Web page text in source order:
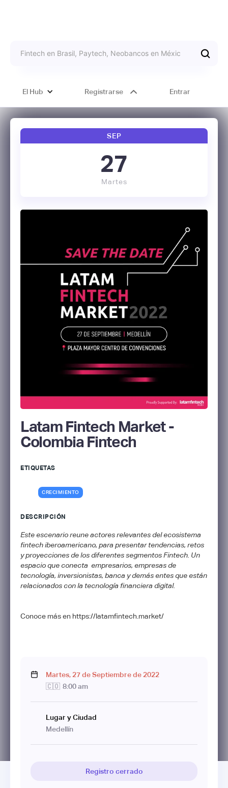
El Hub Registrarse Entrar
SEP
27
Martes
Latam Fintech Market -
Colombia Fintech
ETIQUETAS
CRECIMIENTO
DESCRIPCIÓN
Este escenario reune actores relevantes del ecosistema
fintech iberoamericano, para presentar tendencias, retos
y proyecciones de los diferentes segmentos Fintech. Un
espacio que conecta empresarios, empresas de
tecnología, inversionistas, banca y demás entes que están
relacionados con la tecnología financiera digital.
Conoce más en https://latamfintech.market/
Martes,27deSeptiembrede2022
🇨🇴 8:00 am
Lugar y Ciudad
Medellín
Registro cerrado